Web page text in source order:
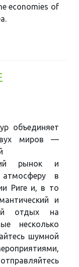
economies of
объединяет
миров —
рынок и
атмосферу в
Риге и, в то
и
отдых на
несколько
шумной